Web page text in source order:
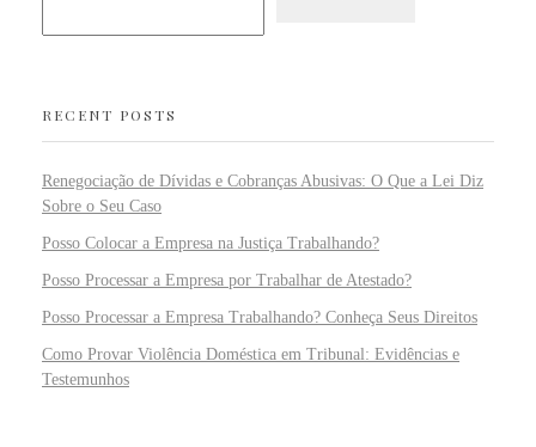
RECENT POSTS
Renegociação de Dívidas e Cobranças Abusivas: O Que a Lei Diz
Sobre o Seu Caso
Posso Colocar a Empresa na Justiça Trabalhando?
Posso Processar a Empresa por Trabalhar de Atestado?
Posso Processar a Empresa Trabalhando? Conheça Seus Direitos
Como Provar Violência Doméstica em Tribunal: Evidências e
Testemunhos